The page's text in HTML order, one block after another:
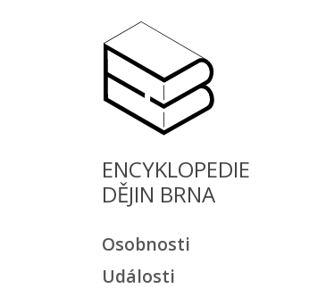
ENCYKLOPEDIE
DĚJIN BRNA
Osobnosti
Události